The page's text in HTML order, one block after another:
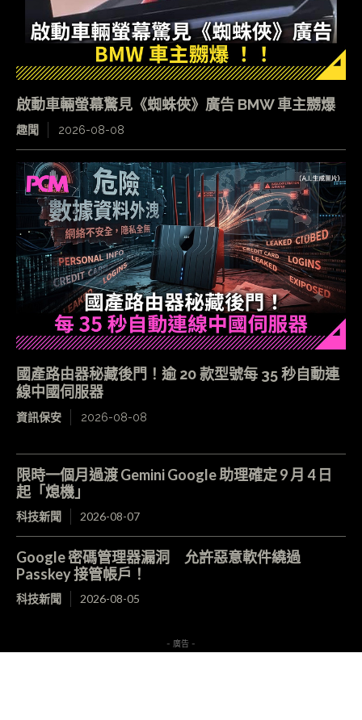
啟動車輛螢幕驚見《蜘蛛俠》廣告 BMW 車主嬲爆
趣聞 2026-08-08
國產路由器秘藏後門！逾 20 款型號每 35 秒自動連
線中國伺服器
資訊保安 2026-08-08
限時一個月過渡 Gemini Google 助理確定 9 月 4 日
起「熄機」
科技新聞 2026-08-07
Google 密碼管理器漏洞 允許惡意軟件繞過
Passkey 接管帳戶！
科技新聞 2026-08-05
- 廣告 -